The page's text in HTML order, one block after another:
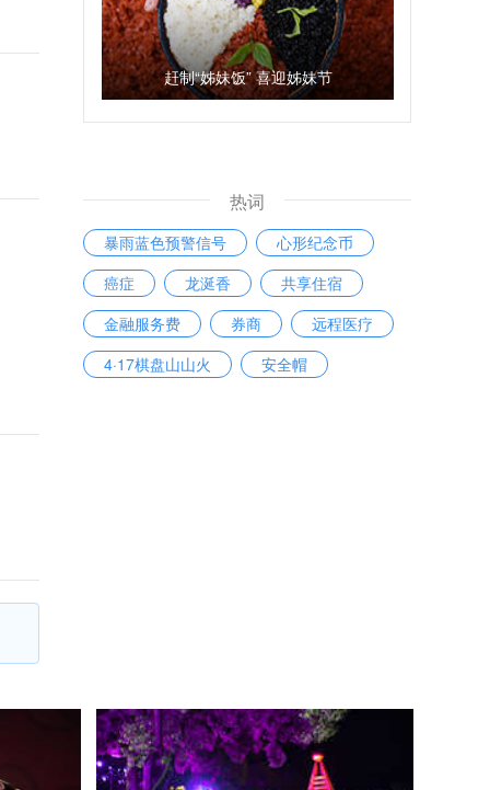
赶制“姊妹饭” 喜迎姊妹节
热词
暴雨蓝色预警信号
心形纪念币
癌症
龙涎香
共享住宿
金融服务费
券商
远程医疗
4·17棋盘山山火
安全帽